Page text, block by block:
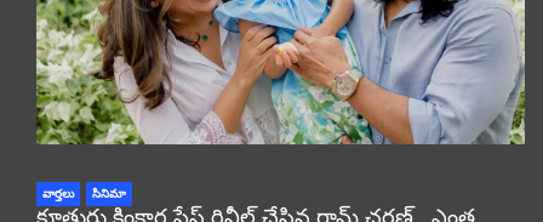
వార్తలు సినిమా
కూతురు క్లింకార ఫేస్ రివీల్ చేసిన రామ్ చరణ్.. ఎంత